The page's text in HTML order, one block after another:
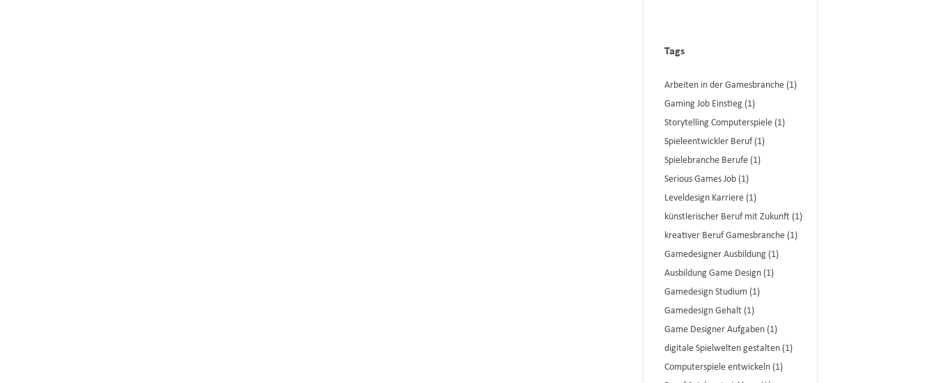
Tags
Arbeiten in der Gamesbranche (1)
Gaming Job Einstieg (1)
Storytelling Computerspiele (1)
Spieleentwickler Beruf (1)
Spielebranche Berufe (1)
Serious Games Job (1)
Leveldesign Karriere (1)
künstlerischer Beruf mit Zukunft (1)
kreativer Beruf Gamesbranche (1)
Gamedesigner Ausbildung (1)
Ausbildung Game Design (1)
Gamedesign Studium (1)
Gamedesign Gehalt (1)
Game Designer Aufgaben (1)
digitale Spielwelten gestalten (1)
Computerspiele entwickeln (1)